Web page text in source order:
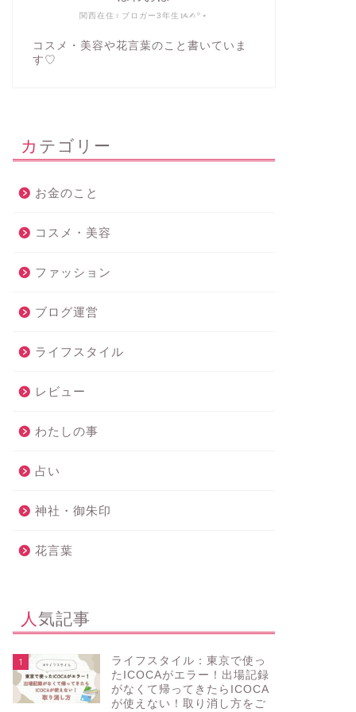
関西在住♀ブロガー3年生ᝰ✍︎꙳⋆
コスメ・美容や花言葉のこと書いていま
す♡
カテゴリー
お金のこと
コスメ・美容
ファッション
ブログ運営
ライフスタイル
レビュー
わたしの事
占い
神社・御朱印
花言葉
人気記事
1
ライフスタイル：東京で使っ
たICOCAがエラー！出場記録
がなくて帰ってきたらICOCA
が使えない！取り消し方をご